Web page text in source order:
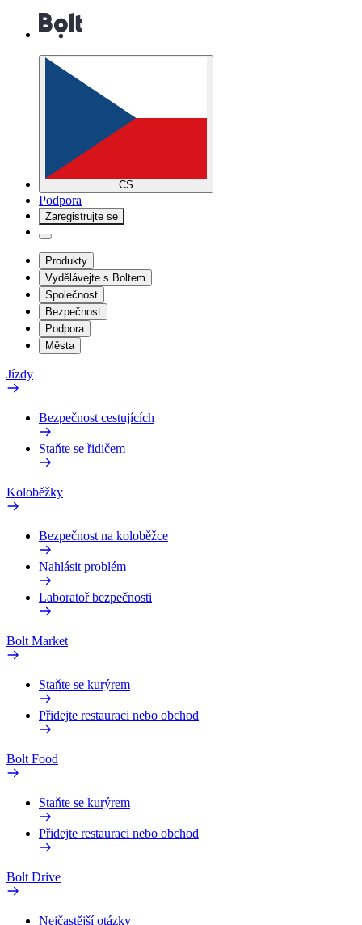
CS
Podpora
Zaregistrujte se
Produkty
Vydělávejte s Boltem
Společnost
Bezpečnost
Podpora
Města
Jízdy
Bezpečnost cestujících
Staňte se řidičem
Koloběžky
Bezpečnost na koloběžce
Nahlásit problém
Laboratoř bezpečnosti
Bolt Market
Staňte se kurýrem
Přidejte restauraci nebo obchod
Bolt Food
Staňte se kurýrem
Přidejte restauraci nebo obchod
Bolt Drive
Nejčastější otázky